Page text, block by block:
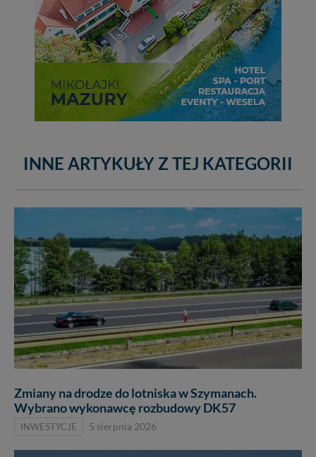
INNE ARTYKUŁY Z TEJ KATEGORII
Zmiany na drodze do lotniska w Szymanach.
Wybrano wykonawcę rozbudowy DK57
INWESTYCJE 5 sierpnia 2026